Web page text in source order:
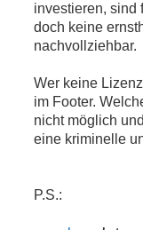
investieren, sind
doch keine
nachvollziehbar.
Wer keine
im Footer.
nicht möglich
eine kriminelle
P.S.: